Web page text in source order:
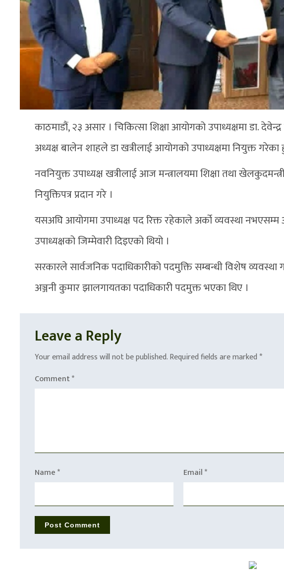
काठमाडौं, २३ असार । चिकित्सा शिक्षा आयोगको उपाध्यक्षमा डा.
अध्यक्ष बालेन शाहले डा खत्रीलाई आयोगको उपाध्यक्षमा नियुक्त गरेका
नवनियुक्त उपाध्यक्ष खत्रीलाई आज मन्त्रालयमा शिक्षा तथा
नियुक्तिपत्र प्रदान गरे ।
यसअघि आयोगमा उपाध्यक्ष पद रिक्त रहेकाले अर्को व्यवस्था नभएसम्म
उपाध्यक्षको जिम्मेवारी दिइएको थियो ।
सरकारले सार्वजनिक पदाधिकारीको पदमुक्ति सम्बन्धी विशेष
अञ्जनी कुमार झालगायतका पदाधिकारी पदमुक्त भएका थिए ।
Leave a Reply
Your email address will not be published.Required fields are marked *
Comment*
Name* Email*